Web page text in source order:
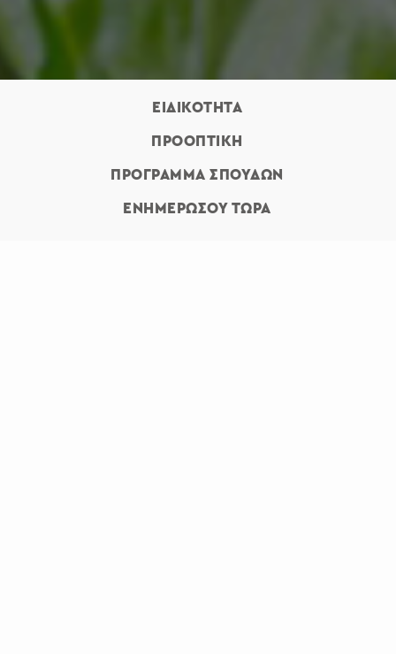
ΕΙΔΙΚΟΤΗΤΑ
ΠΡΟΟΠΤΙΚΗ
ΠΡΟΓΡΑΜΜΑ ΣΠΟΥΔΩΝ
ΕΝΗΜΕΡΩΣΟΥ ΤΩΡΑ